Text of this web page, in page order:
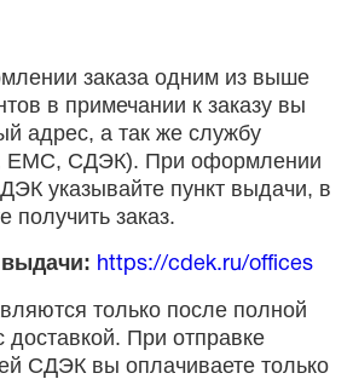
заказа одним из выше
в примечании к заказу вы
адрес, а так же службу
ЕМС, СДЭК). При оформлении
указывайте пункт выдачи, в
получить заказ.
https://cdek.ru/offices
только после полной
доставкой. При отправке
СДЭК вы оплачиваете только